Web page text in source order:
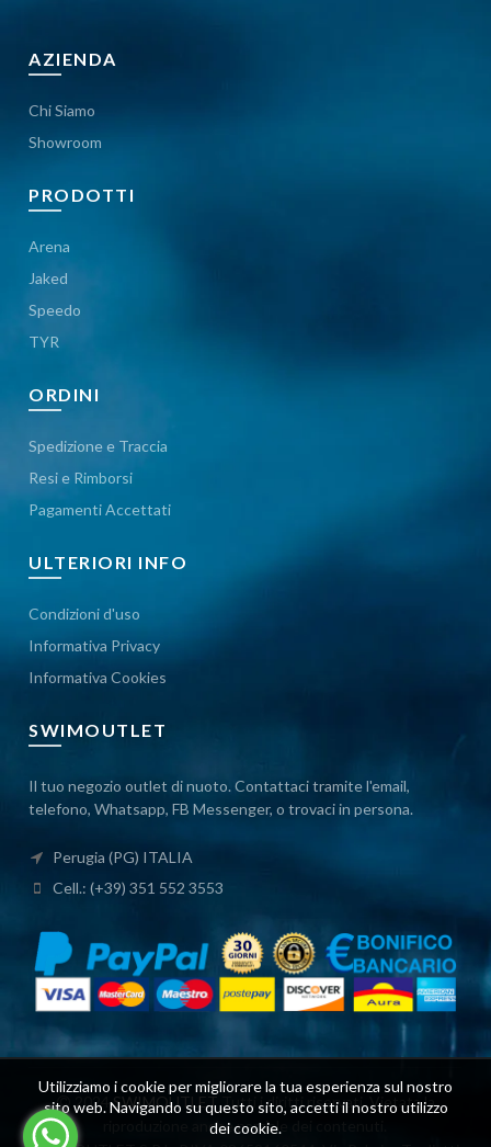
AZIENDA
Chi Siamo
Showroom
PRODOTTI
Arena
Jaked
Speedo
TYR
ORDINI
Spedizione e Traccia
Resi e Rimborsi
Pagamenti Accettati
ULTERIORI INFO
Condizioni d'uso
Informativa Privacy
Informativa Cookies
SWIMOUTLET
Il tuo negozio outlet di nuoto. Contattaci tramite l'email,
telefono, Whatsapp, FB Messenger, o trovaci in persona.
Perugia (PG) ITALIA
Cell.: (+39) 351 552 3553
2024SWIMOUTLETTutti i diritti riservati. Vietata la
riproduzione anche parziale dei contenuti.
Utilizziamo i cookie per migliorare la tua esperienza sul nostro
sito web. Navigando su questo sito, accetti il ​​nostro utilizzo
dei cookie.